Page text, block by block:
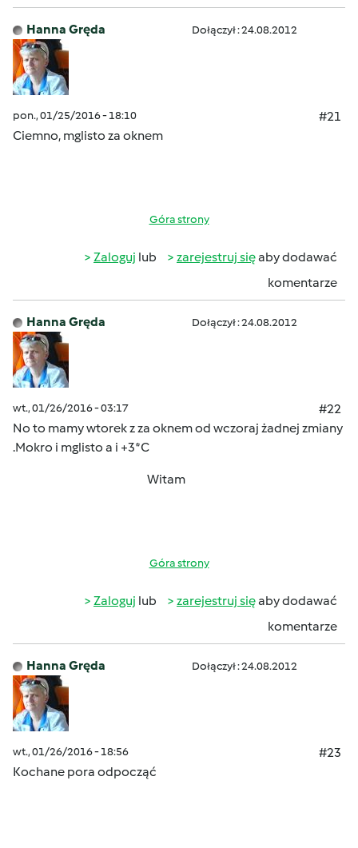
Hanna Gręda Dołączył : 24.08.2012
pon., 01/25/2016 - 18:10
#21
Ciemno, mglisto za oknem
Góra strony
Zaloguj lub zarejestruj sięaby dodawać
komentarze
Hanna Gręda Dołączył : 24.08.2012
wt., 01/26/2016 - 03:17
#22
No to mamy wtorek z za oknem od wczoraj żadnej zmiany
.Mokro i mglisto a i +3*C
Witam
Góra strony
Zaloguj lub zarejestruj sięaby dodawać
komentarze
Hanna Gręda Dołączył : 24.08.2012
wt., 01/26/2016 - 18:56
#23
Kochane pora odpocząć